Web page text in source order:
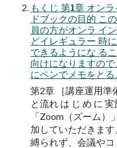
もくじ 第1章 オン
ドブックの目的 こ
員の方がオンラ イ
どイレギュラー 時
できるようにな る
向けになりますの
にペンでメモをとる
第2章 ［講座運用準
と流れ は じ め に
「Zoom（ズーム）
加していただきま
縛られず、会議や